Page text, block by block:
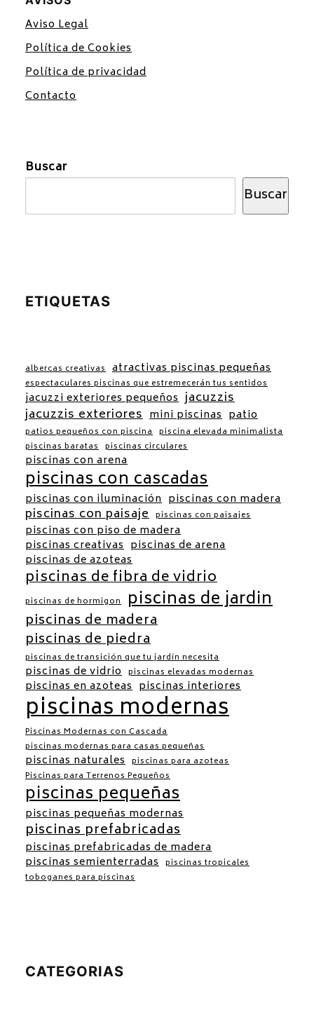
Aviso Legal
Política de Cookies
Política de privacidad
Contacto
Buscar
Buscar
ETIQUETAS
albercas creativas atractivas piscinas pequeñas
espectaculares piscinas que estremecerán tus sentidos
jacuzzi exteriores pequeños jacuzzis
jacuzzis exteriores mini piscinas patio
patios pequeños con piscina piscina elevada minimalista
piscinas baratas piscinas circulares
piscinas con arena
piscinas con cascadas
piscinas con iluminación piscinas con madera
piscinas con paisaje piscinas con paisajes
piscinas con piso de madera
piscinas creativas piscinas de arena
piscinas de azoteas
piscinas de fibra de vidrio
piscinas de hormigon piscinas de jardin
piscinas de madera
piscinas de piedra
piscinas de transición que tu jardín necesita
piscinas de vidrio piscinas elevadas modernas
piscinas en azoteas piscinas interiores
piscinas modernas
Piscinas Modernas con Cascada
piscinas modernas para casas pequeñas
piscinas naturales piscinas para azoteas
Piscinas para Terrenos Pequeños
piscinas pequeñas
piscinas pequeñas modernas
piscinas prefabricadas
piscinas prefabricadas de madera
piscinas semienterradas piscinas tropicales
toboganes para piscinas
CATEGORIAS